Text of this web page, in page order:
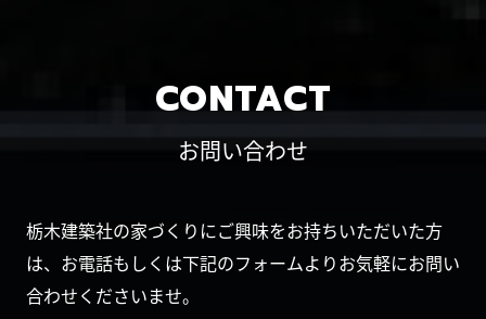
CONTACT
お問い合わせ
栃木建築社の家づくりにご興味をお持ちいただいた方
は、お電話もしくは下記のフォームよりお気軽にお問い
合わせくださいませ。